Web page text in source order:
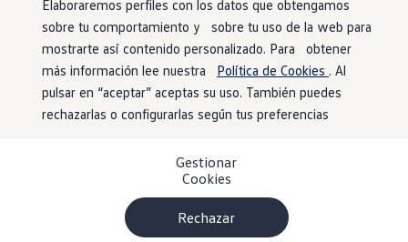
Elaboraremos perfiles con los datos que obtengamos
sobre tu comportamiento y sobre tu uso de la web para
mostrarte así contenido personalizado. Para obtener
más información lee nuestra Política de Cookies . Al
pulsar en “aceptar” aceptas su uso. También puedes
rechazarlas o configurarlas según tus preferencias
Rechazar
Gestionar
Cookies
Volkswagen nuevo en stock
Volkswagen de ocasión en stock
Ofertas para particulares
Volkswagen nuevo en stock
Volkswagen de ocasión
Eléctricos e híbridos
Simulador de autonomía
Simulador de carga
Ventajas para profesionales
Ventajas para particulares
Profesionales
My Leasing
Di«Hola»a tu nuevo
Crafter Chasis.
controlar las funcionalidades de tu nuevo Crafter Chasis con
Llamadas